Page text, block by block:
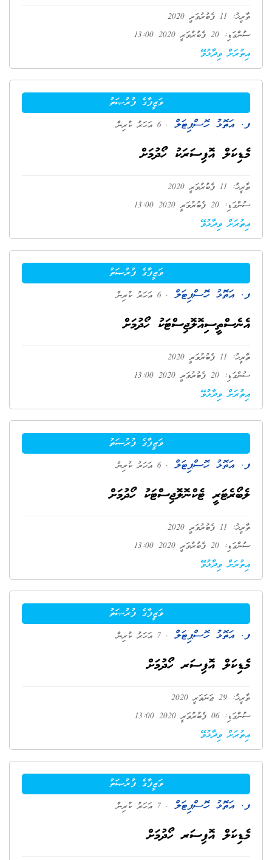
ތާރީޚު: 11 ފެބުރުވަރީ 2020
ސުންގަޑި: 20 ފެބުރުވަރީ 2020 13:00
އިތުރަށް ވިދާޅުވޭ
ވަޒީފާގެ ފުރުޞަތު
ފ. އަތޮޅު ހޮސްޕިޓަލް . 6 އަހަރު ކުރިން
މެޑިކަލް އޮފިސަރަކު ހޯދުމަށް
ތާރީޚު: 11 ފެބުރުވަރީ 2020
ސުންގަޑި: 20 ފެބުރުވަރީ 2020 13:00
އިތުރަށް ވިދާޅުވޭ
ވަޒީފާގެ ފުރުޞަތު
ފ. އަތޮޅު ހޮސްޕިޓަލް . 6 އަހަރު ކުރިން
އެނެސްތީސިއޮލޮޖިސްޓަކު ހޯދުމަށް
ތާރީޚު: 11 ފެބުރުވަރީ 2020
ސުންގަޑި: 20 ފެބުރުވަރީ 2020 13:00
އިތުރަށް ވިދާޅުވޭ
ވަޒީފާގެ ފުރުޞަތު
ފ. އަތޮޅު ހޮސްޕިޓަލް . 6 އަހަރު ކުރިން
ލެބޯރެޓަރީ ޓެކްނޮލޮޖިސްޓަކު ހޯދުމަށް
ތާރީޚު: 11 ފެބުރުވަރީ 2020
ސުންގަޑި: 20 ފެބުރުވަރީ 2020 13:00
އިތުރަށް ވިދާޅުވޭ
ވަޒީފާގެ ފުރުޞަތު
ފ. އަތޮޅު ހޮސްޕިޓަލް . 7 އަހަރު ކުރިން
މެޑިކަލް އޮފިސަރ ހޯދުމަށް
ތާރީޚު: 29 ޖަނަވަރީ 2020
ސުންގަޑި: 06 ފެބުރުވަރީ 2020 13:00
އިތުރަށް ވިދާޅުވޭ
ވަޒީފާގެ ފުރުޞަތު
ފ. އަތޮޅު ހޮސްޕިޓަލް . 7 އަހަރު ކުރިން
މެޑިކަލް އޮފިސަރ ހޯދުމަށް